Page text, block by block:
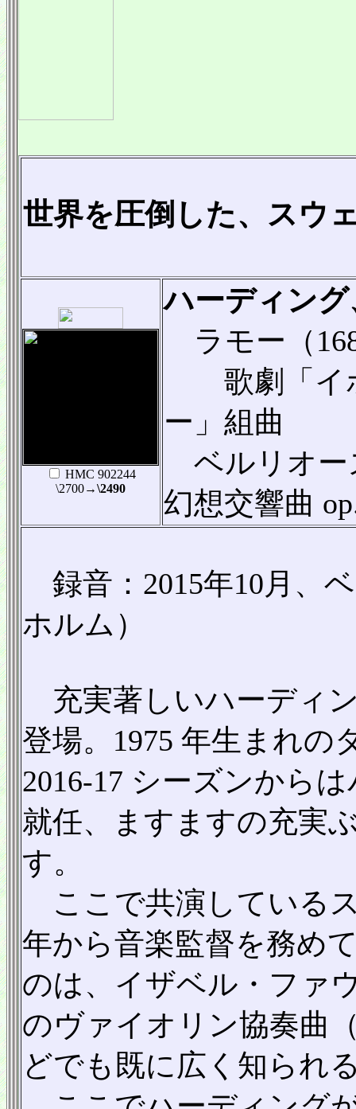
世界を圧倒した、スウ
HMC 902244
\2700→\2490
ハーディン
ラモー（
歌劇「イ
ー」組曲
ベルリオー
幻想交響曲
録音：2015年10月、
ホルム）
充実著しいハーディ
登場。1975 年生まれの
2016-17 シーズンから
就任、ますますの充実
す。
ここで共演している
年から音楽監督を務め
のは、イザベル・ファ
のヴァイオリン協奏曲
どでも既に広く知られ